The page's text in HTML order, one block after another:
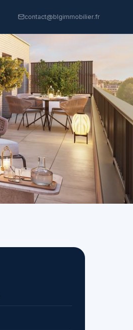
contact@blgimmobilier.fr